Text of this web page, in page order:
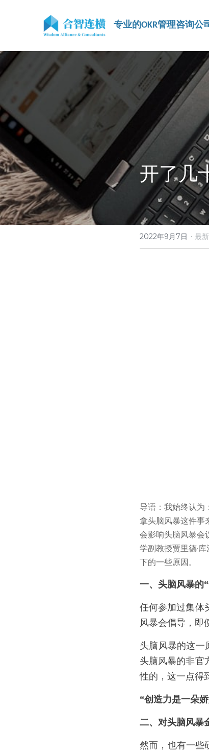
专业的OKR管理咨询公
开了几
2022年9月7日 · 最
导语：我始终认为
拿头脑风暴这件事
会影响头脑风暴会
学副教授贾里德·
下的一些原因。
一、头脑风暴的
任何参加过集体
风暴会倡导，即
头脑风暴的这
头脑风暴的非官
性的，这一点得
“创造力是一朵
二、对头脑风暴
然而，也有一些